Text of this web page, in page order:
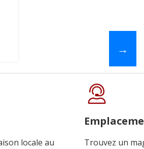
→
locale au
Trouvez un